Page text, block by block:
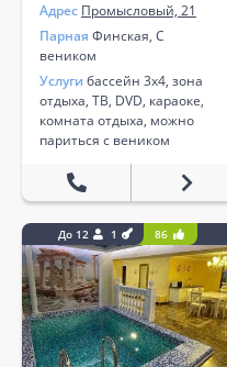
Адрес Промысловый, 21
Парная Финская, С
веником
Услуги бассейн 3х4, зона
отдыха, ТВ, DVD, караоке,
комната отдыха, можно
париться с веником
До 12 1 86